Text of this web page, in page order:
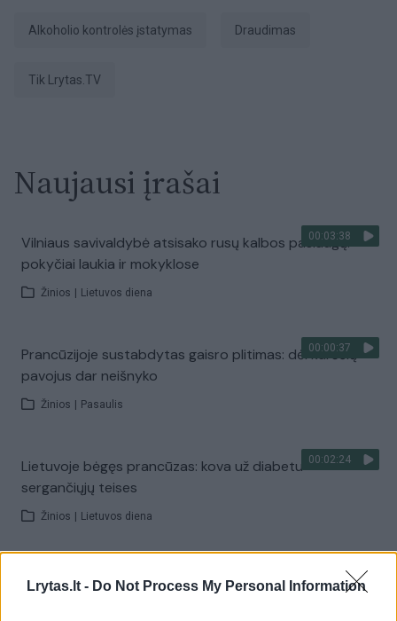
Lrytas.lt - Do Not Process My Personal Information
Alkoholio kontrolės įstatymas Draudimas
tik Lrytas.TV
Naujausi įrašai
00:03:38
Vilniaus savivaldybė atsisako rusų kalbos paslaugų:
pokyčiai laukia ir mokyklose
Žinios Lietuvos diena
00:00:37
Prancūzijoje sustabdytas gaisro plitimas: dėl karščių
pavojus dar neišnyko
Žinios Pasaulis
00:02:24
Lietuvoje bėgęs prancūzas: kova už diabetu
sergančiųjų teises
Žinios Lietuvos diena
00:01:00
Ispanija mėnesiui įvedė sienų kontrolę iš Italijos:
baiminamasi naujos migrantų bangos